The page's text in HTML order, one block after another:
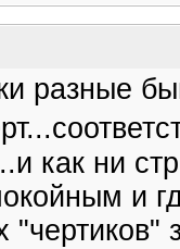
разные
как ни
и